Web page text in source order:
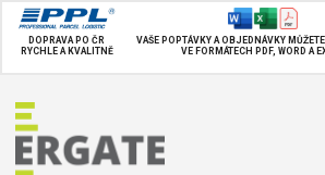
DOPRAVA PO ČR
RYCHLE A KVALITNĚ
VAŠE POPTÁVKY A OBJEDNÁVKY
VE FORMÁTECH PDF, WORD A